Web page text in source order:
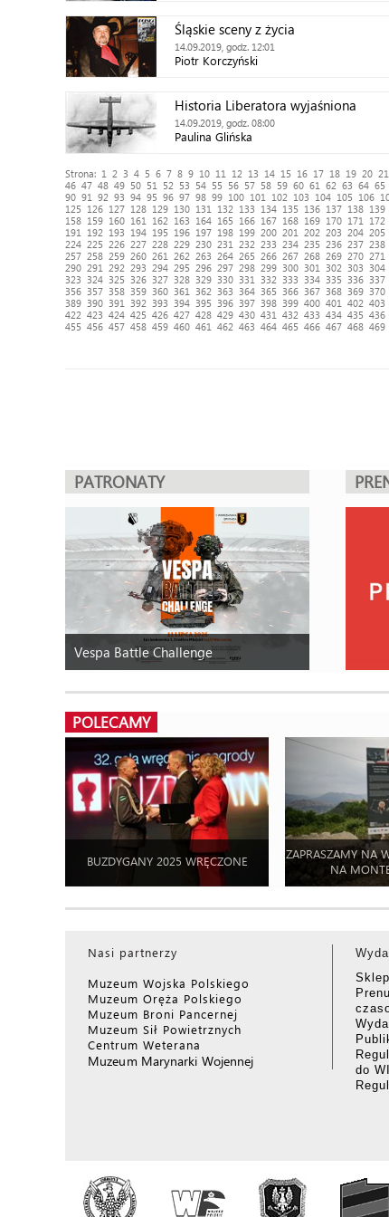
Śląskie sceny z życia
14.09.2019, godz. 12:01
Piotr Korczyński
Historia Liberatora wyjaśniona
14.09.2019, godz. 08:00
Paulina Glińska
Strona: 1 2 3 4 5 6 7 8 9 10 11 12 13 14 15 16 17 18 19 20 21
46 47 48 49 50 51 52 53 54 55 56 57 58 59 60 61 62 63 64 65
90 91 92 93 94 95 96 97 98 99 100 101 102 103 104 105 106
125
126 127 128 129 130 131 132 133 134 135 136 137 138 139
158 159 160 161 162 163 164 165 166 167 168 169 170 171 172
191
192 193 194 195 196 197 198 199 200 201 202 203 204 205
224 225 226 227 228 229 230 231 232 233 234 235 236 237 238
257 258 259 260 261 262 263 264 265 266 267 268 269 270 271
290 291 292 293 294 295 296 297 298 299 300 301 302 303 304
323
324 325 326 327 328 329 330 331 332 333 334 335 336 337
356 357 358 359 360 361 362 363 364 365 366 367 368 369 370
389 390 391 392 393 394 395 396 397 398 399 400 401 402 403
422 423 424 425 426 427 428 429 430 431 432 433 434 435 436
455 456 457 458 459 460 461 462 463 464 465 466 467 468 469
PATRONATY
Vespa Battle Challenge
POLECAMY
BUZDYGANY 2025 WRĘCZONE
ZAPRASZAMY NA
NA
Nasi partnerzy
Muzeum Wojska Polskiego
Muzeum Oręża Polskiego
Muzeum Broni Pancernej
Muzeum Sił Powietrznych
Centrum Weterana
Muzeum Marynarki Wojennej
do